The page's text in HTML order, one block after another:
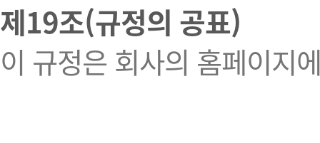
제19조(규정의 공표)
이 규정은 회사의 홈페이지